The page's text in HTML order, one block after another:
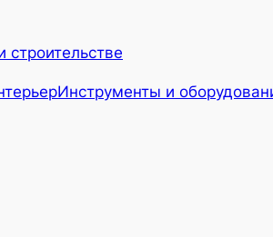
Инструменты и